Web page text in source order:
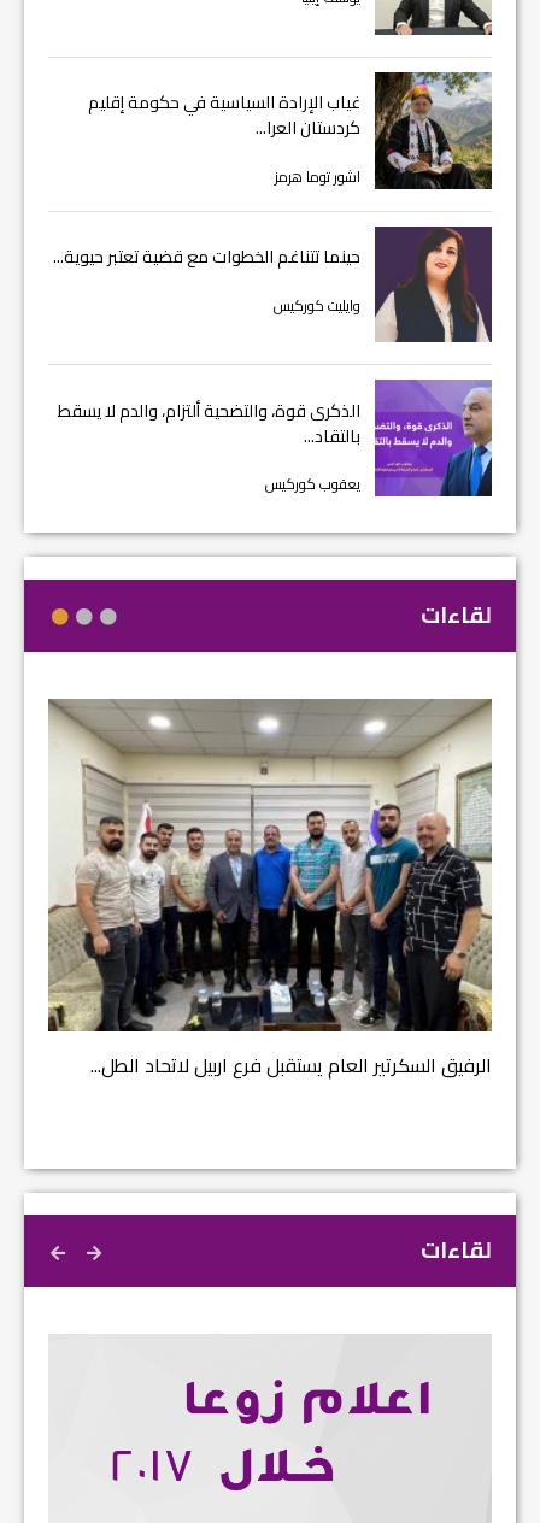
غياب الإرادة السياسية في حكومة إقليم
كردستان العرا...
اشور توما هرمز
حينما تتناغم الخطوات مع قضية تعتبر حيوية...
وايليت كوركيس
الذكرى قوة، والتضحية ألتزام، والدم لا يسقط
بالتقاد...
يعقوب كوركيس
لقاءات
الرفيق السكرتير العام يستقبل فرع اربيل لاتحاد الطل...
لقاءات